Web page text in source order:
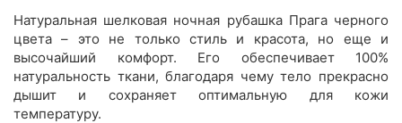
Натуральная шелковая ночная рубашка Прага черного
цвета – это не только стиль и красота, но еще и
высочайший комфорт. Его обеспечивает 100%
натуральность ткани, благодаря чему тело прекрасно
дышит и сохраняет оптимальную для кожи
температуру.